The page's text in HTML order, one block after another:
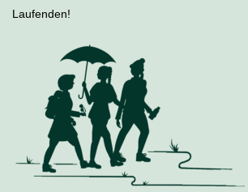
Laufenden!